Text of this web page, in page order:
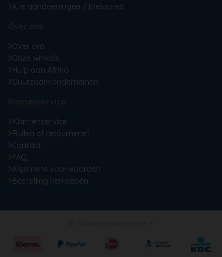
Alle aandoeningen / blessures
Over ons
Onze winkels
Hulp aan Afrika
Duurzaam ondernemen
Klantenservice
Ruilen of retourneren
Contact
FAQ
Algemene voorwaarden
Bestelling herroepen